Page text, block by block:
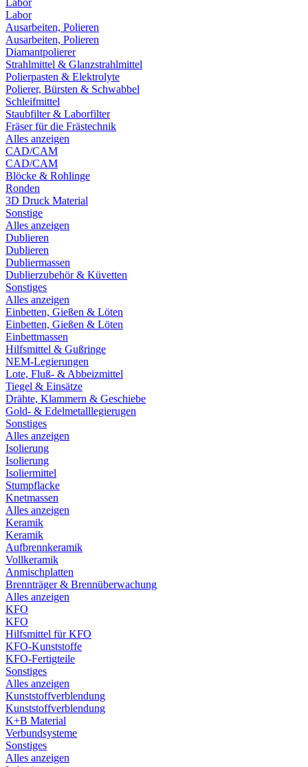
Labor
Labor
Ausarbeiten, Polieren
Ausarbeiten, Polieren
Diamantpolierer
Strahlmittel & Glanzstrahlmittel
Polierpasten & Elektrolyte
Polierer, Bürsten & Schwabbel
Schleifmittel
Staubfilter & Laborfilter
Fräser für die Frästechnik
Alles anzeigen
CAD/CAM
CAD/CAM
Blöcke & Rohlinge
Ronden
3D Druck Material
Sonstige
Alles anzeigen
Dublieren
Dublieren
Dubliermassen
Dublierzubehör & Küvetten
Sonstiges
Alles anzeigen
Einbetten, Gießen & Löten
Einbetten, Gießen & Löten
Einbettmassen
Hilfsmittel & Gußringe
NEM-Legierungen
Lote, Fluß- & Abbeizmittel
Tiegel & Einsätze
Drähte, Klammern & Geschiebe
Gold- & Edelmetalllegierugen
Sonstiges
Alles anzeigen
Isolierung
Isolierung
Isoliermittel
Stumpflacke
Knetmassen
Alles anzeigen
Keramik
Keramik
Aufbrennkeramik
Vollkeramik
Anmischplatten
Brennträger & Brennüberwachung
Alles anzeigen
KFO
KFO
Hilfsmittel für KFO
KFO-Kunststoffe
KFO-Fertigteile
Sonstiges
Alles anzeigen
Kunststoffverblendung
Kunststoffverblendung
K+B Material
Verbundsysteme
Sonstiges
Alles anzeigen